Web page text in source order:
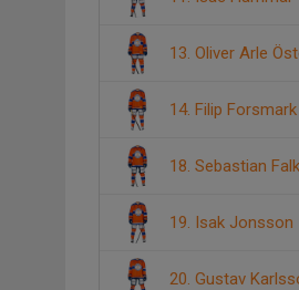
13. Oliver Arle
14. Filip Forsmark
18. Sebastian Falk
19. Isak Jonsson
20. Gustav